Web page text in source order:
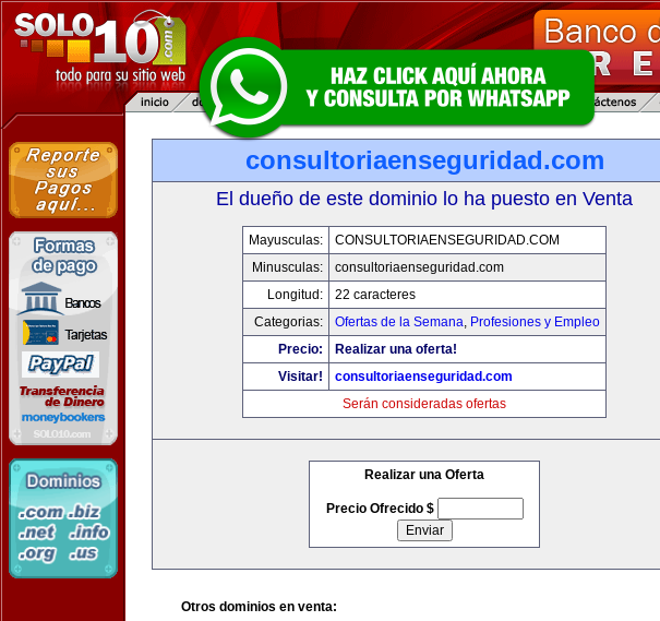
consultoriaenseguridad.com
El dueño de este dominio lo ha puesto en Venta
Mayusculas:
CONSULTORIAENSEGURIDAD.COM
Minusculas:
consultoriaenseguridad.com
Longitud:
22 caracteres
Categorias:
Ofertas de la Semana, Profesiones y Empleo
Precio:
Realizar una oferta!
Visitar!
consultoriaenseguridad.com
Serán consideradas ofertas
Realizar una Oferta
Precio Ofrecido $
Otros dominios en venta: